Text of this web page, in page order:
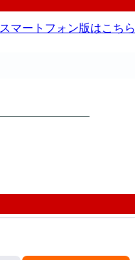
スマートフォン版はこちら